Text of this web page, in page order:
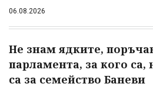
06.08.2026
Не знам ядките,
парламента, за кого
са за семейство Баневи